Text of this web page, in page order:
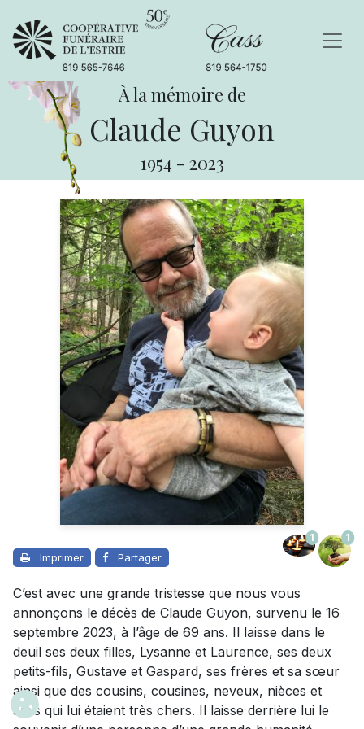
À la mémoire de
Claude Guyon
1954 - 2023
Imprimer Partager
1 1
C’est avec une grande tristesse que nous vous
annonçons le décès de Claude Guyon, survenu le 16
septembre 2023, à l’âge de 69 ans. Il laisse dans le
deuil ses deux filles, Lysanne et Laurence, ses deux
petits-fils, Gustave et Gaspard, ses frères et sa sœur
ainsi que des cousins, cousines, neveux, nièces et
amis qui lui étaient très chers. Il laisse derrière lui le